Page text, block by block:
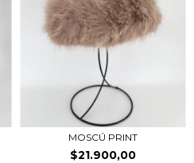
MOSCÚ PRINT
$21.900,00